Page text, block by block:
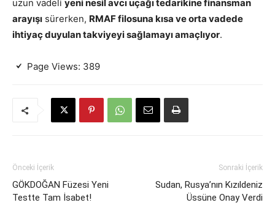
uzun vadeli yeni nesil avcı uçağı tedarikine finansman
arayışı sürerken, RMAF filosuna kısa ve orta vadede
ihtiyaç duyulan takviyeyi sağlamayı amaçlıyor.
Page Views: 389
Önceki İçerik
GÖKDOĞAN Füzesi Yeni
Testte Tam İsabet!
Sonraki İçerik
Sudan, Rusya’nın Kızıldeniz
Üssüne Onay Verdi